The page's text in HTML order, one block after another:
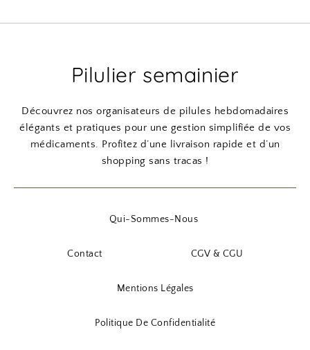
Pilulier semainier
Découvrez nos organisateurs de pilules hebdomadaires
élégants et pratiques pour une gestion simplifiée de vos
médicaments. Profitez d’une livraison rapide et d’un
shopping sans tracas !
Qui-Sommes-Nous
Contact CGV & CGU
Mentions Légales
Politique De Confidentialité